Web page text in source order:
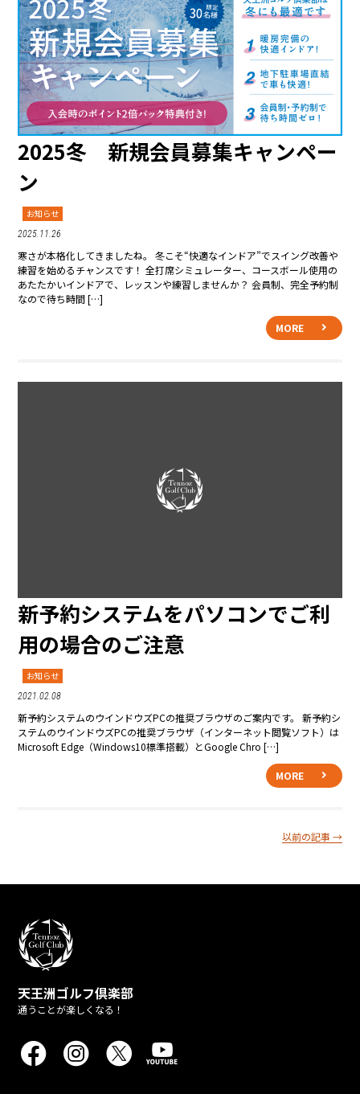
2025冬 新規会員募集キャンペー
ン
お知らせ
2025.11.26
寒さが本格化してきましたね。 冬こそ“快適なインドア”でスイング改善や
練習を始めるチャンスです！ 全打席シミュレーター、コースボール使用の
あたたかいインドアで、レッスンや練習しませんか？ 会員制、完全予約制
なので待ち時間 […]
MORE
新予約システムをパソコンでご利
用の場合のご注意
お知らせ
2021.02.08
新予約システムのウインドウズPCの推奨ブラウザのご案内です。 新予約シ
ステムのウインドウズPCの推奨ブラウザ（インターネット閲覧ソフト）は
Microsoft Edge（Windows10標準搭載）とGoogle Chro […]
MORE
以前の記事 →
天王洲ゴルフ倶楽部
通うことが楽しくなる！